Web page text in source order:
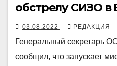
обстрелу СИЗО в
03.08.2022 РЕДАКЦИЯ
Генеральный секретарь
сообщил, что запускает